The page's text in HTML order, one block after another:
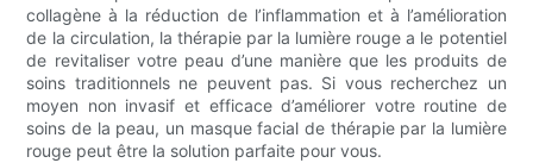
collagène à la réduction de l’inflammation et à l’amélioration
de la circulation, la thérapie par la lumière rouge a le potentiel
de revitaliser votre peau d’une manière que les produits de
soins traditionnels ne peuvent pas. Si vous recherchez un
moyen non invasif et efficace d’améliorer votre routine de
soins de la peau, un masque facial de thérapie par la lumière
rouge peut être la solution parfaite pour vous.